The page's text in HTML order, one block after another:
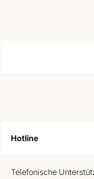
Hotline
Telefonische